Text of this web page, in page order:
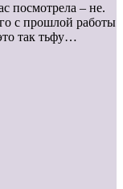
посмотрела – не.
с прошлой работы
так тьфу…